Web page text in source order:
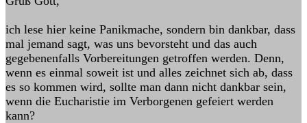
ich lese hier keine Panikmache, sondern bin dankbar, dass
mal jemand sagt, was uns bevorsteht und das auch
gegebenenfalls Vorbereitungen getroffen werden. Denn,
wenn es einmal soweit ist und alles zeichnet sich ab, dass
es so kommen wird, sollte man dann nicht dankbar sein,
wenn die Eucharistie im Verborgenen gefeiert werden
kann?